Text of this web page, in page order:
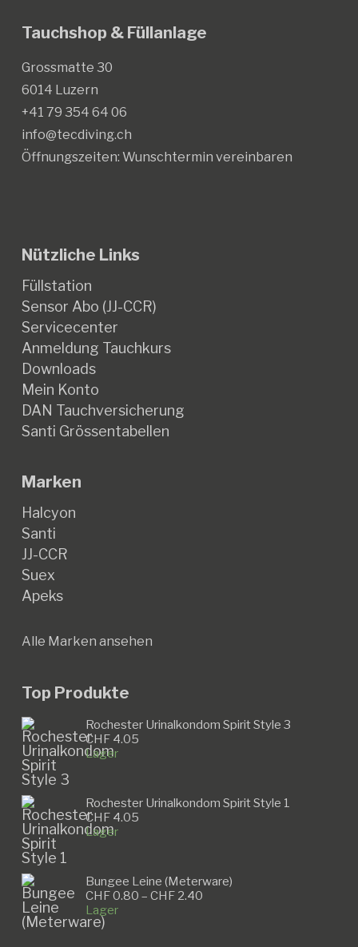
Tauchshop & Füllanlage
Grossmatte 30
6014 Luzern
+41 79 354 64 06
info@tecdiving.ch
Öffnungszeiten: Wunschtermin vereinbaren
Nützliche Links
Füllstation
Sensor Abo (JJ-CCR)
Servicecenter
Anmeldung Tauchkurs
Downloads
Mein Konto
DAN Tauchversicherung
Santi Grössentabellen
Marken
Halcyon
Santi
JJ-CCR
Suex
Apeks
Alle Marken ansehen
Top Produkte
Rochester Urinalkondom Spirit Style 3
CHF4.05
Lager
Rochester Urinalkondom Spirit Style 1
CHF4.05
Lager
Bungee Leine (Meterware)
CHF0.80 – CHF2.40Preisspanne:
Lager